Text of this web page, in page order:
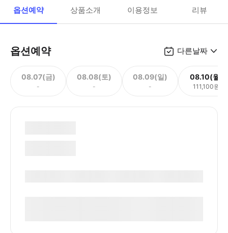
옵션예약 상품소개 이용정보 리뷰
옵션예약 다른날짜
08.07(금)
-
08.08(토)
-
08.09(일)
-
08.10(월)
111,100원